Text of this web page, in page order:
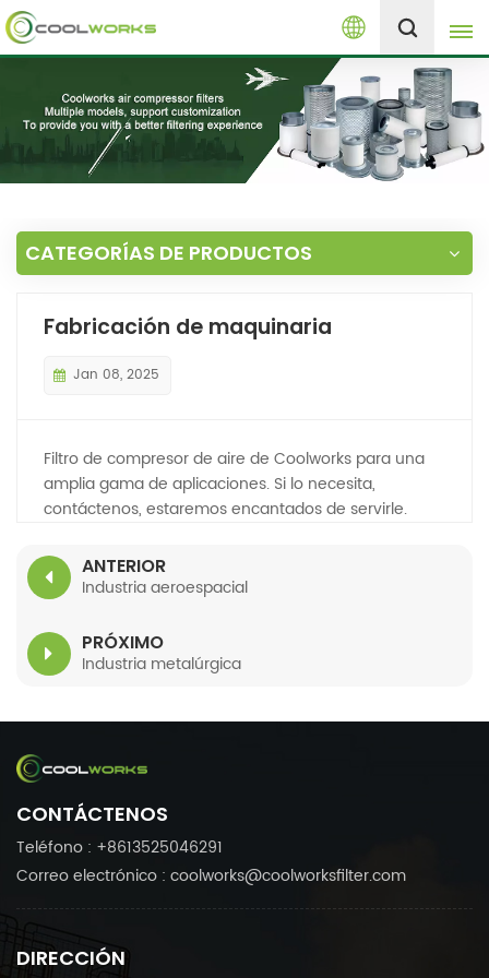
Español
English
español
العربية
русский
Melayu
+8613525046291
CATEGORÍAS DE PRODUCTOS
Fabricación de maquinaria
Jan 08, 2025
Filtro de compresor de aire de Coolworks para una
amplia gama de aplicaciones. Si lo necesita,
contáctenos, estaremos encantados de servirle.
ANTERIOR
Industria aeroespacial
PRÓXIMO
Industria metalúrgica
CONTÁCTENOS
Teléfono : +8613525046291
Correo electrónico : coolworks@coolworksfilter.com
DIRECCIÓN